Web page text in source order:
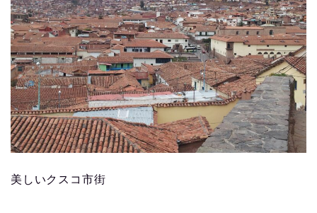
美しいクスコ市街